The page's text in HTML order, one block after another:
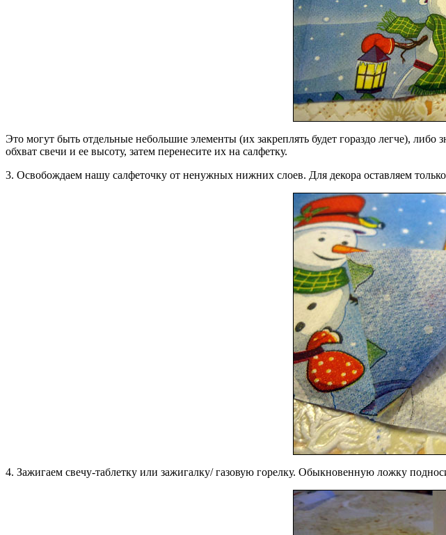
Это могут быть отдельные небольшие элементы (их закреплять будет гораздо легче),
обхват свечи и ее высоту, затем перенесите их на салфетку.
3. Освобождаем нашу салфеточку от ненужных нижних слоев. Для декора оставляем
4. Зажигаем свечу-таблетку или зажигалку/ газовую горелку. Обыкновенную ложку